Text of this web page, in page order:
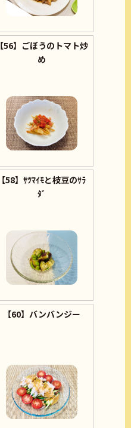
【56】ごぼうのトマト炒
め
【58】ｻﾂﾏｲﾓと枝豆のｻﾗ
ﾀﾞ
【60】バンバンジー